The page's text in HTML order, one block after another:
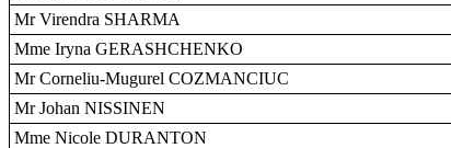
Mr Virendra SHARMA
Mme Iryna GERASHCHENKO
Mr Corneliu-Mugurel COZMANCIUC
Mr Johan NISSINEN
Mme Nicole DURANTON